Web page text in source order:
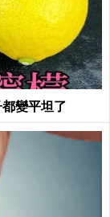
變平坦了